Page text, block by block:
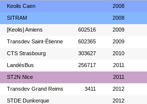
Keolis Caen 2008
SITRAM 2008
[Keolis] Amiens 602516 2009
Transdev Saint-Étienne 602365 2009
CTS Strasbourg 303627 2010
LandèsBus 256717 2011
ST2N Nice 2011
Transdev Grand Reims 3411 2012
STDE Dunkerque 2012